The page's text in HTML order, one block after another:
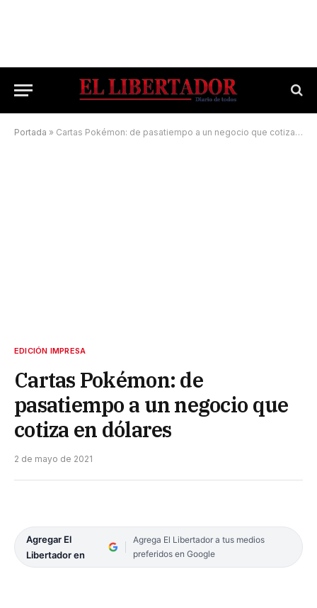
Portada » Cartas Pokémon: de pasatiempo a un negocio que cotiza en dólares
EDICIÓN IMPRESA
Cartas Pokémon: de
pasatiempo a un negocio que
cotiza en dólares
2 de mayo de 2021
Agregar El
Libertador en
Agrega El Libertador a tus medios
preferidos en Google